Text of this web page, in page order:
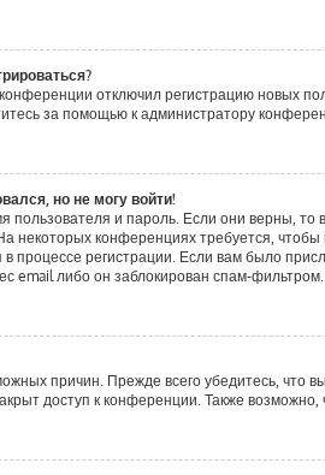
отключил регистрацию новых
за помощью к администратору
но не могу войти!
пользователя и пароль. Если они верны,
некоторых конференциях требуется,
процессе регистрации. Если вам было
email либо он заблокирован спам-
причин. Прежде всего убедитесь, что
доступ к конференции. Также